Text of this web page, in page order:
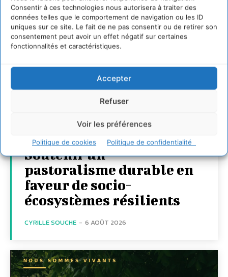
Consentir à ces technologies nous autorisera à traiter des
données telles que le comportement de navigation ou les ID
uniques sur ce site. Le fait de ne pas consentir ou de retirer son
consentement peut avoir un effet négatif sur certaines
fonctionnalités et caractéristiques.
Accepter
Refuser
Voir les préférences
Politique de cookies Politique de confidentialité
Soutenir un
pastoralisme durable en
faveur de socio-
écosystèmes résilients
CYRILLE SOUCHE - 6 AOÛT 2026